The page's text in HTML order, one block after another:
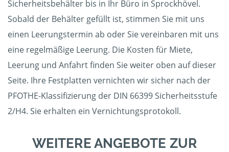
Sicherheitsbehälter bis in Ihr Büro in Sprockhövel.
Sobald der Behälter gefüllt ist, stimmen Sie mit uns
einen Leerungstermin ab oder Sie vereinbaren mit uns
eine regelmäßige Leerung. Die Kosten für Miete,
Leerung und Anfahrt finden Sie weiter oben auf dieser
Seite. Ihre Festplatten vernichten wir sicher nach der
PFOTHE-Klassifizierung der DIN 66399 Sicherheitsstufe
2/H4. Sie erhalten ein Vernichtungsprotokoll.
WEITERE ANGEBOTE ZUR